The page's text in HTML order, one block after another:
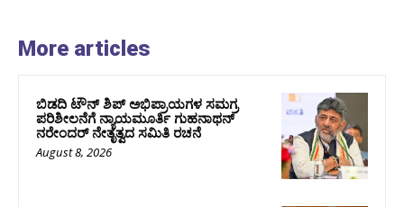
More articles
ಬಿಡದಿ ಟೌನ್ ಶಿಪ್ ಅಭಿಪ್ರಾಯಗಳ ಸಮಗ್ರ
ಪರಿಶೀಲನೆಗೆ ನ್ಯಾಯಮೂರ್ತಿ ಗುಹನಾಥನ್
ನರೇಂದರ್ ನೇತೃತ್ವದ ಸಮಿತಿ ರಚನೆ
August 8, 2026